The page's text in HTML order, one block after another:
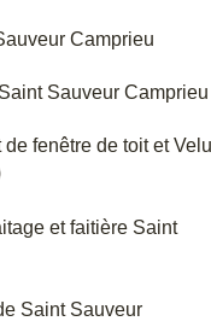
Camprieu
Sauveur Camprieu
fenêtre de toit et
et faitière Saint
Saint Sauveur